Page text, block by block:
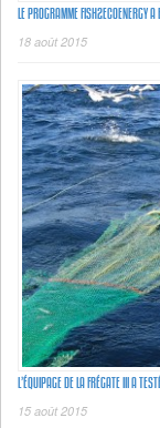
LE PROGRAMME FISH2ECOENERGY
18 août 2015
L’ÉQUIPAGE DE LA FRÉGATE III A
15 août 2015